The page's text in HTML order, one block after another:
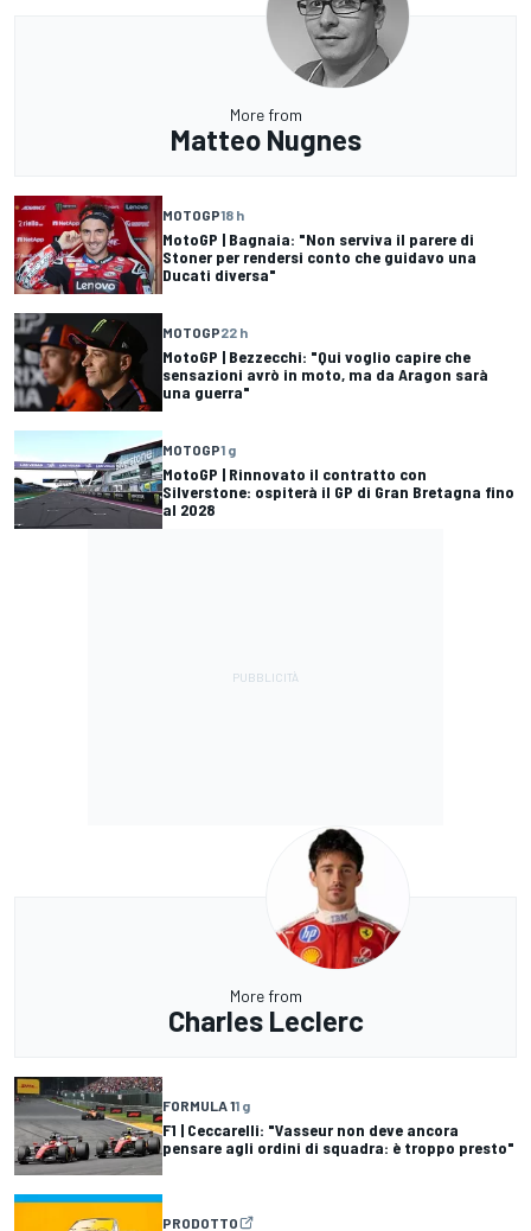
More from
Matteo Nugnes
MOTOGP18 h
MotoGP | Bagnaia: "Non serviva il parere di
Stoner per rendersi conto che guidavo una
Ducati diversa"
MOTOGP22 h
MotoGP | Bezzecchi: "Qui voglio capire che
sensazioni avrò in moto, ma da Aragon sarà
una guerra"
MOTOGP1 g
MotoGP | Rinnovato il contratto con
Silverstone: ospiterà il GP di Gran Bretagna fino
al 2028
More from
Charles Leclerc
FORMULA 11 g
F1 | Ceccarelli: "Vasseur non deve ancora
pensare agli ordini di squadra: è troppo presto"
PRODOTTO